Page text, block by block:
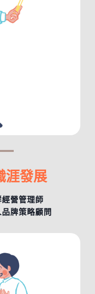
涯發展
營管理師
牌策略顧問